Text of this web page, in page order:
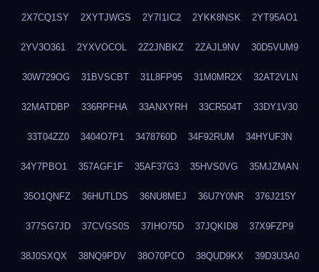
2X7CQ1SY 2XYTJWGS 2Y7I1IC2 2YKK8NSK 2YT95AO1
2YV3O361 2YXVOCOL 2Z2JNBKZ 2ZAJL9NV 30D5VUM9
30W729OG 31BVSCBT 31L8FP95 31M0MR2X 32AT2VLN
32MATDBP 336RPFHA 33ANXYRH 33CR504T 33DY1V30
33T04ZZ0 3404O7P1 3478760D 34F92RUM 34HYUF3N
34Y7PBO1 357AGF1F 35AF37G3 35HVS0VG 35MJZMAN
35O1QNFZ 36HUTLDS 36NU8MEJ 36U7Y0NR 376J215Y
377SG7JD 37CVGS0S 37IHO75D 37JQKID8 37X9FZP9
38J0SXQX 38NQ9PDV 38O70PCO 38QUD9KX 39D3U3A0